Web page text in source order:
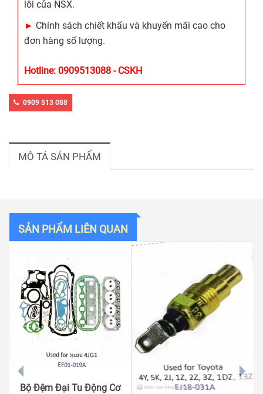
lỗi của NSX.
► Chính sách chiết khấu và khuyến mãi cao cho
đơn hàng số lượng.
Hotline: 0909513088 - CSKH
0909 513 088
MÔ TẢ SẢN PHẨM
SẢN PHẨM LIÊN QUAN
Bộ Đệm Đại Tu Động Cơ
prev next